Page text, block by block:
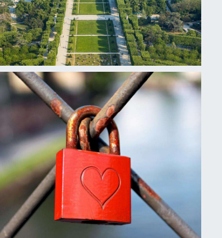
Publié le15 mars 2023
QUELQUES IDÉES
POUR VOTRE SÉJOUR
EN MARS À PARIS
Evénéments
Publié le1 mars 2023